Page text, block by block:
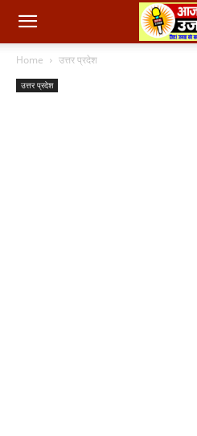
Home उत्तर प्रदेश
उत्तर प्रदेश